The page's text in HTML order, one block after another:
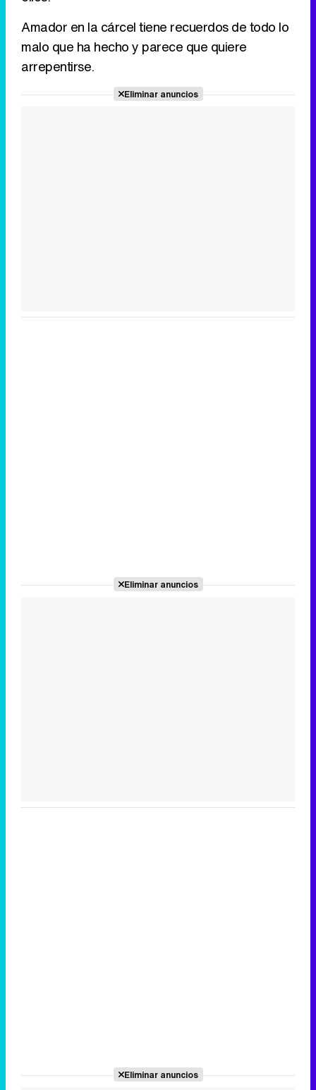
Amador en la cárcel tiene recuerdos de todo lo
malo que ha hecho y parece que quiere
arrepentirse.
Eliminar anuncios
Eliminar anuncios
Eliminar anuncios